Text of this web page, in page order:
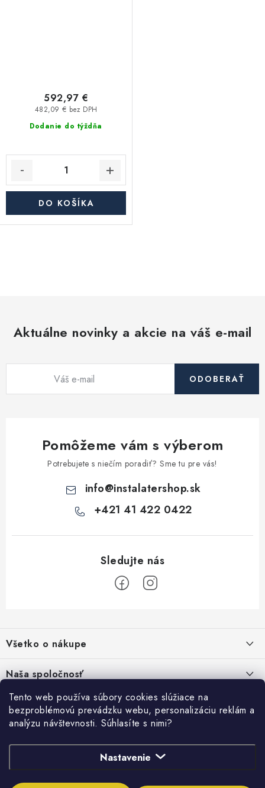
Tento web používa súbory cookies slúžiace na
bezproblémovú prevádzku webu, personalizáciu reklám a
analýzu návštevnosti. Súhlasíte s nimi?
Nastavenie
Dodanie do týždňa
482,09 € bez DPH
592,97 €
DO KOŠÍKA
i
p
Aktuálne novinky a akcie na váš e-mail
ODOBERAŤ
Pomôžeme vám s výberom
Potrebujete s niečím poradiť? Sme tu pre vás!
info@instalatershop.sk
+421 41 422 0422
p
ä
t
Všetko o nákupe
Obchodné podmienky
Podmienky ochrany osobných údajov
Naša spoločnosť
SHOWROOM - poradňa pre vaše projekty
PREDAJŇA - Raková
Stabilná spoločnosť od roku 2009
Prihlásenie
HĽADAŤ